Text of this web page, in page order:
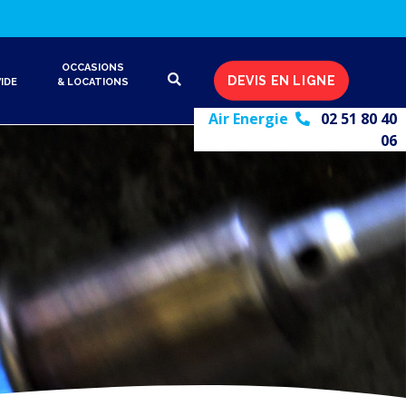
OCCASIONS
& LOCATIONS
DEVIS EN LIGNE
Air Energie
02 51 80 40
06